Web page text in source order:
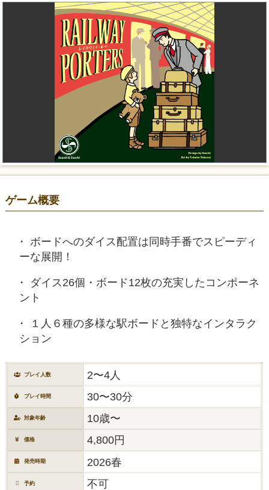
ゲーム概要
ボードへのダイス配置は同時手番でスピーディ
ーな展開！
ダイス26個・ボード12枚の充実したコンポーネ
ント
１人６種の多様な駅ボードと独特なインタラク
ション
プレイ人数 2〜4人
プレイ時間 30〜30分
対象年齢 10歳〜
価格 4,800円
発売時期 2026春
予約 不可